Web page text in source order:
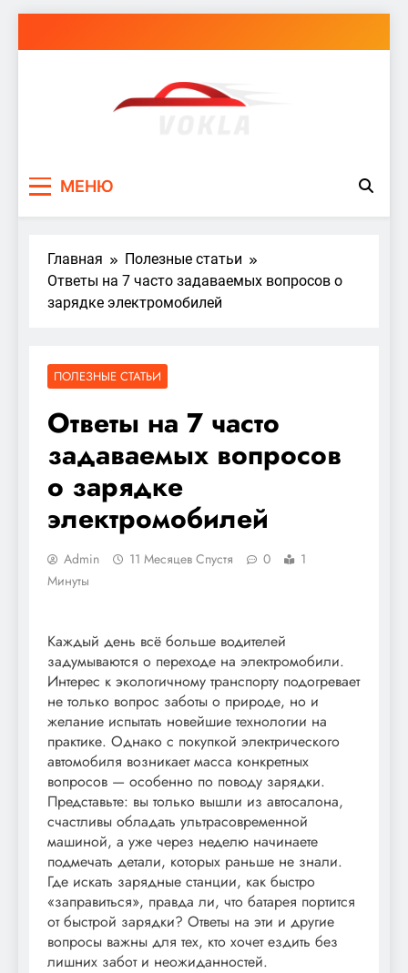
МЕНЮ
Главная
Полезные статьи
Ответы на 7 часто задаваемых вопросов о
зарядке электромобилей
ПОЛЕЗНЫЕ СТАТЬИ
Ответы на 7 часто
задаваемых вопросов
о зарядке
электромобилей
Admin 11 Месяцев Спустя 0
1
Минуты
Каждый день всё больше водителей
задумываются о переходе на электромобили.
Интерес к экологичному транспорту подогревает
не только вопрос заботы о природе, но и
желание испытать новейшие технологии на
практике. Однако с покупкой электрического
автомобиля возникает масса конкретных
вопросов — особенно по поводу зарядки.
Представьте: вы только вышли из автосалона,
счастливы обладать ультрасовременной
машиной, а уже через неделю начинаете
подмечать детали, которых раньше не знали.
Где искать зарядные станции, как быстро
«заправиться», правда ли, что батарея портится
от быстрой зарядки? Ответы на эти и другие
вопросы важны для тех, кто хочет ездить без
лишних забот и неожиданностей.